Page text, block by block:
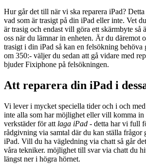
Hur går det till när vi ska reparera iPad?
vad som är trasigt på din iPad eller inte. Vet
är trasig och endast vill göra ett skärmbyte så
oss när du lämnar in enheten. Är du däremot
trasigt i din iPad så kan en felsökning behöva
om 350:- väljer du sedan att gå vidare med
bjuder Fixiphone på felsökningen.
Att reparera din iPad i
Vi lever i mycket speciella tider och i och
inte alla som har möjlighet eller vill komma
verkstäder för att laga iPad - detta har vi full
rådgivning via samtal där du kan ställa frågor
iPad. Vill du ha vägledning via chatt så går
våra tekniker. möjlighet till svar via chatt du
längst ner i högra hörnet.